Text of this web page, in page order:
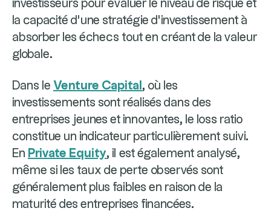
investisseurs pour évaluer le niveau de risque et
la capacité d'une stratégie d'investissement à
absorber les échecs tout en créant de la valeur
globale.
Dans le Venture Capital , où les
investissements sont réalisés dans des
entreprises jeunes et innovantes, le loss ratio
constitue un indicateur particulièrement suivi.
En Private Equity, il est également analysé,
même si les taux de perte observés sont
généralement plus faibles en raison de la
maturité des entreprises financées.